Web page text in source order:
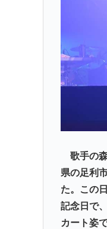
近場で「天の川」
【徹底討論】ワ
Powered by livedoor
歌手の
県の足利
た。この
記念日で
カート姿